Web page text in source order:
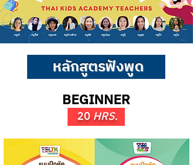
หลักสูตรฟังพูด
BEGINNER
20HRS.